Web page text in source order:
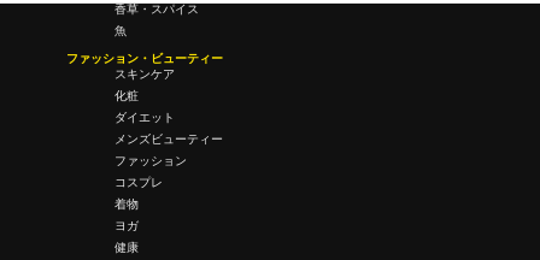
香草・スパイス
魚
ファッション・ビューティー
スキンケア
化粧
ダイエット
メンズビューティー
ファッション
コスプレ
着物
ヨガ
健康